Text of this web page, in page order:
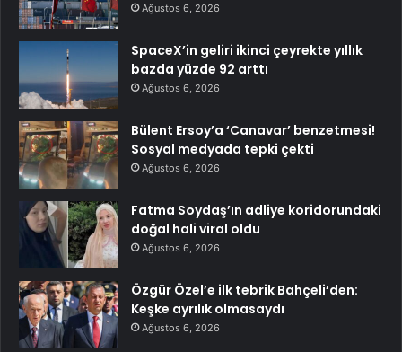
Ağustos 6, 2026
SpaceX’in geliri ikinci çeyrekte yıllık
bazda yüzde 92 arttı
Ağustos 6, 2026
Bülent Ersoy’a ‘Canavar’ benzetmesi!
Sosyal medyada tepki çekti
Ağustos 6, 2026
Fatma Soydaş’ın adliye koridorundaki
doğal hali viral oldu
Ağustos 6, 2026
Özgür Özel’e ilk tebrik Bahçeli’den:
Keşke ayrılık olmasaydı
Ağustos 6, 2026